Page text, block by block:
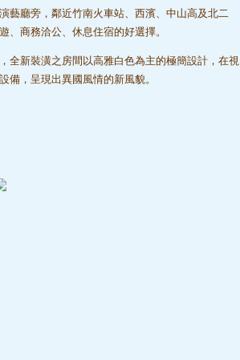
藝廳旁，鄰近竹南火車站、西濱、中山高及北二
、商務洽公、休息住宿的好選擇。
全新裝潢之房間以高雅白色為主的極簡設計，在視
備，呈現出異國風情的新風貌。